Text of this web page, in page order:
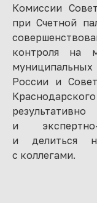
Комиссии
при Счетной
контроля на
России и
и экспертно-
и делиться
с коллегами.